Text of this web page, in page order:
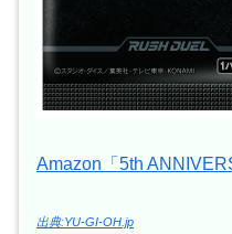
Amazon「5th
出典:YU-GI-OH.jp